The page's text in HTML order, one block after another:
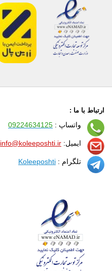
ارتباط با ما :
واتساپ : 09224634125
ایمیل: info@koleeposhti.ir
تلگرام : Koleeposhti